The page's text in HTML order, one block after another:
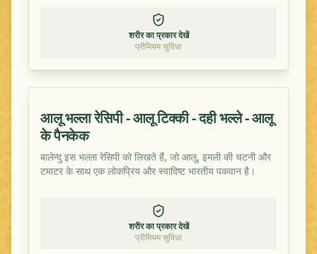
शरीर का प्रकार देखें
प्रीमियम सुविधा
आलू भल्ला रेसिपी - आलू टिक्की - दही भल्ले - आलू
के पैनकेक
बालेन्दु इस भल्ला रेसिपी को लिखते हैं, जो आलू, इमली की चटनी और
टमाटर के साथ एक लोकप्रिय और स्वादिष्ट भारतीय पकवान है।
शरीर का प्रकार देखें
प्रीमियम सुविधा